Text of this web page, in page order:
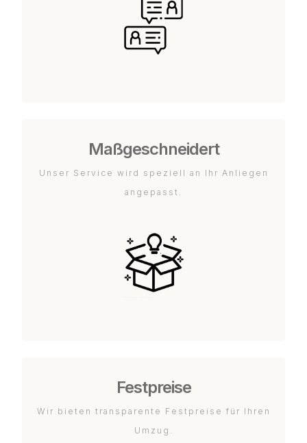
Maßgeschneidert
Unser Service wird speziell an Ihr Anliegen
angepasst.
Festpreise
Wir bieten transparente Festpreise für Ihren
Umzug.